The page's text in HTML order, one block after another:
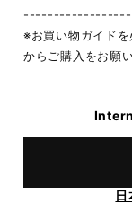
※お買い物ガイド
からご購入をお願